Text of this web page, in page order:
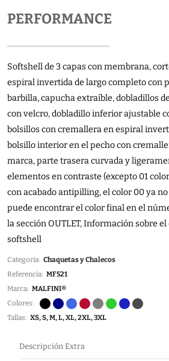
PERFORMANCE
Softshell de 3 capas con membrana,
espiral invertida de largo completo con
barbilla, capucha extraíble, dobladillos
con velcro, dobladillo inferior ajustable
bolsillos con cremallera en espiral
bolsillo interior en el pecho con
marca, parte trasera curvada y
elementos en contraste (excepto 01
con acabado antipilling, el color 00 ya
puede encontrar el color final en el
la sección OUTLET, Información sobre
softshell
Categoria: Chaquetas y Chalecos
Referencia: MF521
Marca: MALFINI®
Colores:
Tallas: XS, S, M, L, XL, 2XL, 3XL
Descripción Extra